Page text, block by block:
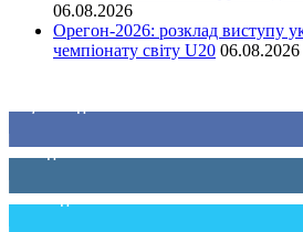
06.08.2026
Орегон-2026: розклад виступу
чемпіонату світу U20 06.08.2026
0 Підписників
234 Підписників